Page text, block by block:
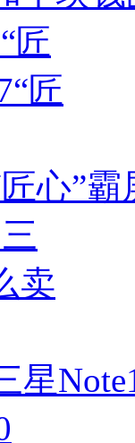
心”
星